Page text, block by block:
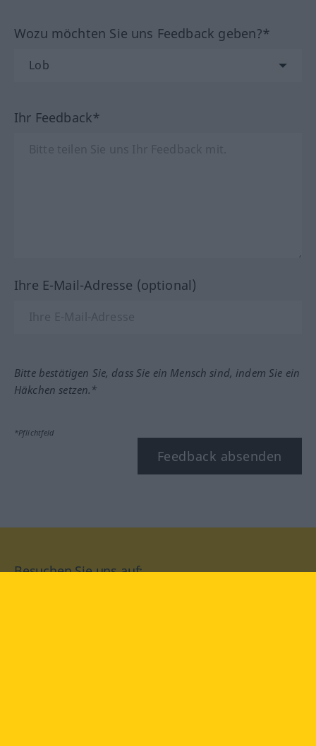
Wozu möchten Sie uns Feedback geben?*
Ihr Feedback*
Ihre E-Mail-Adresse (optional)
Bitte bestätigen Sie, dass Sie ein Mensch sind, indem Sie ein
Häkchen setzen.*
*Pflichtfeld
Feedback absenden
Besuchen Sie uns auf: